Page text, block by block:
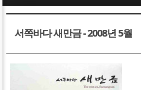
서쪽바다 새만금 - 2008년 5월
Sketchbook5, 스케치북5
Sketchbook5, 스케치북5